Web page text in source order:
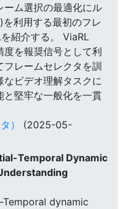
ーム選択の最適化にル
利用する最初のフレ
紹介する。 ViaRL
を報奨信号として利
フレームセレクタを訓
ビデオ理解タスクに
と堅牢な一般化を一貫
）
(2025-05-
Temporal Dynamic
Temporal dynamic